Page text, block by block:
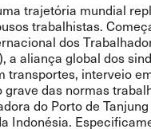
trajetória mundial
trabalhistas.
dos
a aliança global dos
transportes, interveio
das normas
do Porto de
Indonésia.